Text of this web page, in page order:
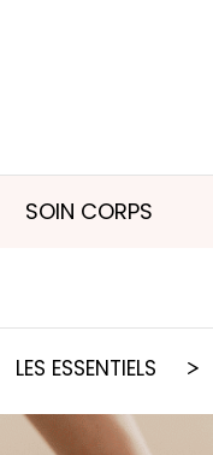
SOIN CORPS
LES ESSENTIELS